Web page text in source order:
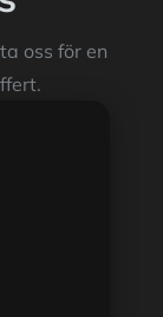
oss för en